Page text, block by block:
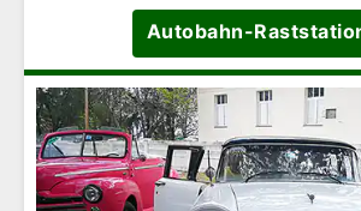
Autobahn-